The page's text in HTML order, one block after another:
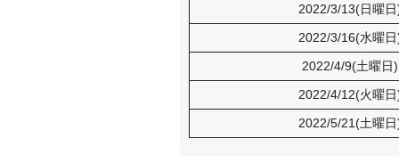
2022/3/13(日曜
2022/3/16(水曜
2022/4/9(土曜日
2022/4/12(火曜
2022/5/21(土曜